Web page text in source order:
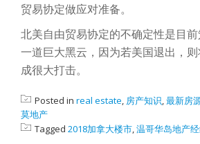
贸易协定做应对准备。
北美自由贸易协定的不确定性是目
一道巨大黑云，因为若美国退出，
成很大打击。
Posted in real estate, 房产知识,最新房
莫地产
Tagged 2018加拿大楼市,温哥华岛地产